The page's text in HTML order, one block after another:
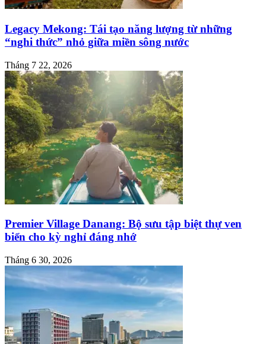
Legacy Mekong: Tái tạo năng lượng từ những
“nghi thức” nhỏ giữa miền sông nước
Tháng 7 22, 2026
Premier Village Danang: Bộ sưu tập biệt thự ven
biển cho kỳ nghỉ đáng nhớ
Tháng 6 30, 2026